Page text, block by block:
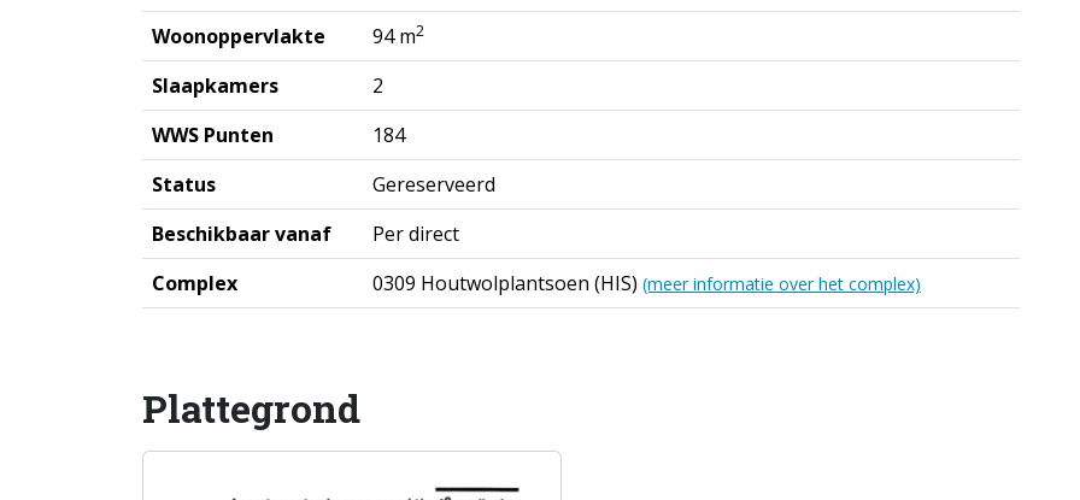
Woonoppervlakte 94 m2
Slaapkamers
2
WWS Punten
184
Status
Gereserveerd
Beschikbaar vanaf
Per direct
Complex
0309 Houtwolplantsoen (HIS) (meer informatie over het complex)
Plattegrond